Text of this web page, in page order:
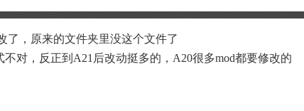
了，原来的文件夹里没这个文件了
对，反正到A21后改动挺多的，A20很多mod都要修改的